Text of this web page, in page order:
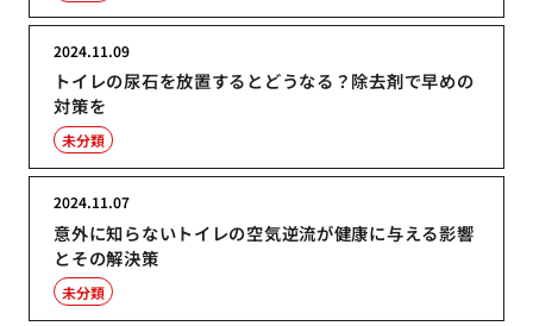
トイレの尿石を放置するとどうなる？除去剤で早めの
対策を
2024.11.09
未分類
意外に知らないトイレの空気逆流が健康に与える影響
とその解決策
2024.11.07
未分類